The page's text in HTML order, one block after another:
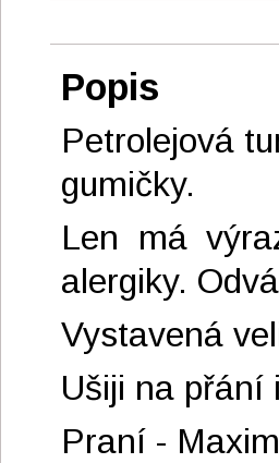
Popis
Petrolejová
gumičky.
Len má
alergiky.
Vystavená
Ušiji na přání
Praní -